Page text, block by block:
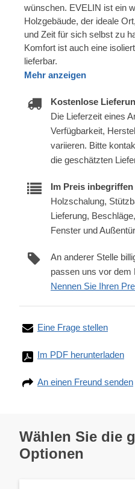
wünschen. EVELIN ist ein
Holzgebäude, der ideale
und Zeit für sich selbst zu
Komfort ist auch eine
lieferbar.
Mehr anzeigen
Kostenlose
Die Lieferzeit eines
Verfügbarkeit,
variieren. Bitte
die geschätzten
Im Preis
Holzschalung,
Lieferung,
Fenster und
An anderer Stelle
passen uns vor dem
Nennen Sie Ihren
Eine Frage stellen
Im PDF herunterladen
An einen Freund senden
Wählen Sie die
Optionen